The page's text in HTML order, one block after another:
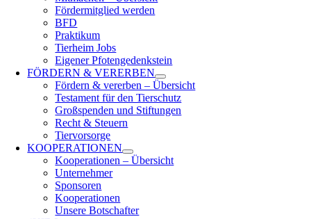
Fördermitglied werden
BFD
Praktikum
Tierheim Jobs
Eigener Pfotengedenkstein
FÖRDERN & VERERBEN
Fördern & vererben – Übersicht
Testament für den Tierschutz
Großspenden und Stiftungen
Recht & Steuern
Tiervorsorge
KOOPERATIONEN
Kooperationen – Übersicht
Unternehmer
Sponsoren
Kooperationen
Unsere Botschafter